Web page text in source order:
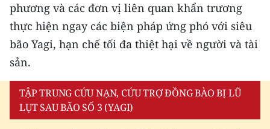
phương và các đơn vị liên quan khẩn trương
thực hiện ngay các biện pháp ứng phó với siêu
bão Yagi, hạn chế tối đa thiệt hại về người và tài
sản.
TẬP TRUNG CỨU NẠN, CỨU TRỢ ĐỒNG BÀO BỊ LŨ
LỤT SAU BÃO SỐ 3 (YAGI)